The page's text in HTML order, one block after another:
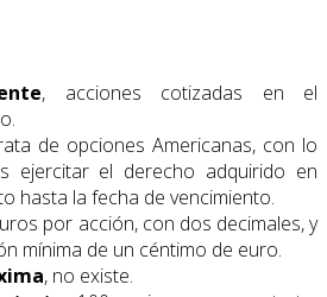
, acciones cotizadas en el
de opciones Americanas, con lo
ejercitar el derecho adquirido en
hasta la fecha de vencimiento.
por acción, con dos decimales, y
mínima de un céntimo de euro.
, no existe.